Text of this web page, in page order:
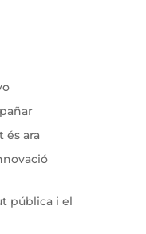
és ara
pública i el